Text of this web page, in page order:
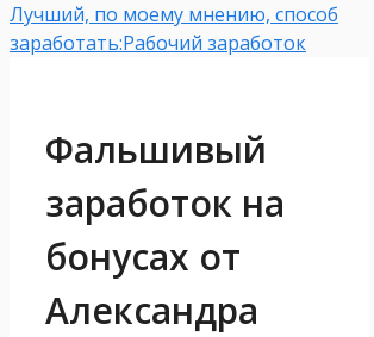
Лучший, по моему мнению, способ
заработать:Рабочий заработок
Фальшивый
заработок на
бонусах от
Александра